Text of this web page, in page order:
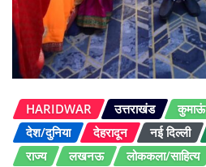
HARIDWAR उत्तराखंड कुमाऊं
देश/दुनिया
देहरादून नई दिल्ली
राज्य
लखनऊ लोककला/साहित्य